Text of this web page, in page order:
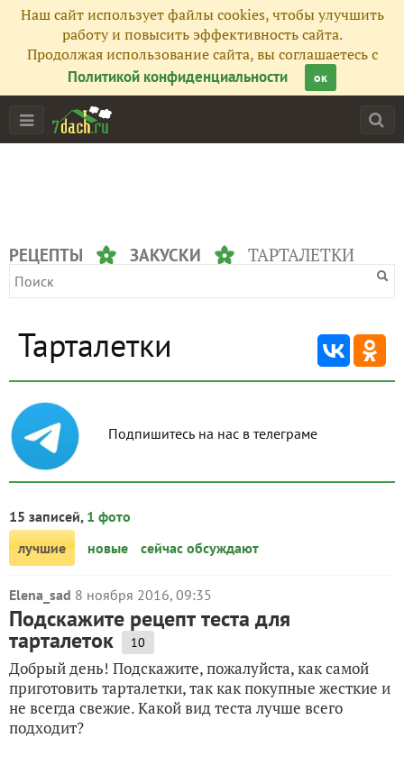
Наш сайт использует файлы cookies, чтобы улучшить
работу и повысить эффективность сайта.
Продолжая использование сайта, вы соглашаетесь с
Политикой конфиденциальности
ок
РЕЦЕПТЫ ЗАКУСКИ ТАРТАЛЕТКИ
Тарталетки
Подпишитесь на нас в телеграме
15 записей, 1 фото
лучшие
новые сейчас обсуждают
Elena_sad 8 ноября 2016, 09:35
Подскажите рецепт теста для
тарталеток 10
Добрый день! Подскажите, пожалуйста, как самой
приготовить тарталетки, так как покупные жесткие и
не всегда свежие. Какой вид теста лучше всего
подходит?